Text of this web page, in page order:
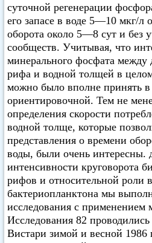
суточной регенерации
его запасе в воде 5—10 мкг/л
оборота около 5—8 сут и без
сообществ. Учитывая, что
минерального фосфата
рифа и водной толщей в
можно было вполне принять в
ориентировочной. Тем не
определения скорости
водной толще, которые
представления о времени
воды, были очень интересны.
интенсивности круговорота
рифов и относительной роли
бактериопланктона мы
исследования с применением
Исследования 82
Вистари зимой и весной 1986